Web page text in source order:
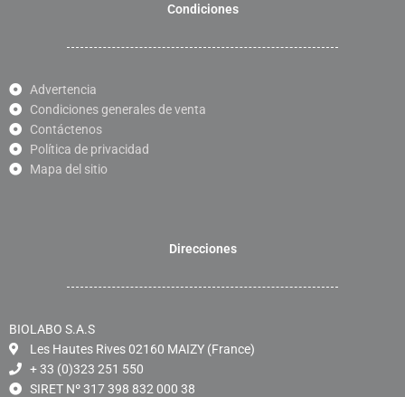
Condiciones
Advertencia
Condiciones generales de venta
Contáctenos
Política de privacidad
Mapa del sitio
Direcciones
BIOLABO S.A.S
Les Hautes Rives 02160 MAIZY (France)
+ 33 (0)323 251 550
SIRET Nº 317 398 832 000 38